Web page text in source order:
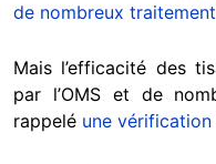
de nombreux
Mais l’efficacité des
par l’OMS et de
rappelé une vérification